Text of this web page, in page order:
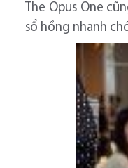
The Opus One
sổ hồng nhanh